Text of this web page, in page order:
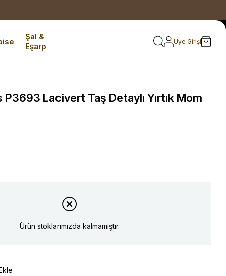
Şal &
Eşarp
Üye Girişi
Lacivert Taş Detaylı Yırtık Mom
Ürün stoklarımızda kalmamıştır.